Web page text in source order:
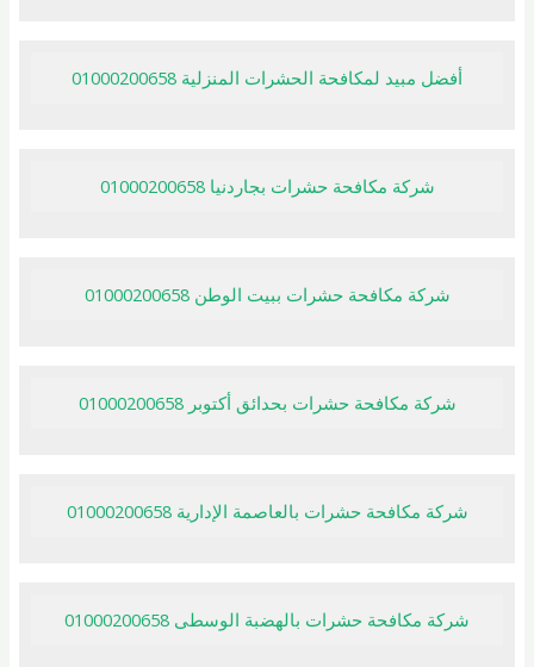
أفضل مبيد لمكافحة الحشرات المنزلية 01000200658
شركة مكافحة حشرات بجاردنيا 01000200658
شركة مكافحة حشرات ببيت الوطن 01000200658
شركة مكافحة حشرات بحدائق أكتوبر 01000200658
شركة مكافحة حشرات بالعاصمة الإدارية 01000200658
شركة مكافحة حشرات بالهضبة الوسطى 01000200658